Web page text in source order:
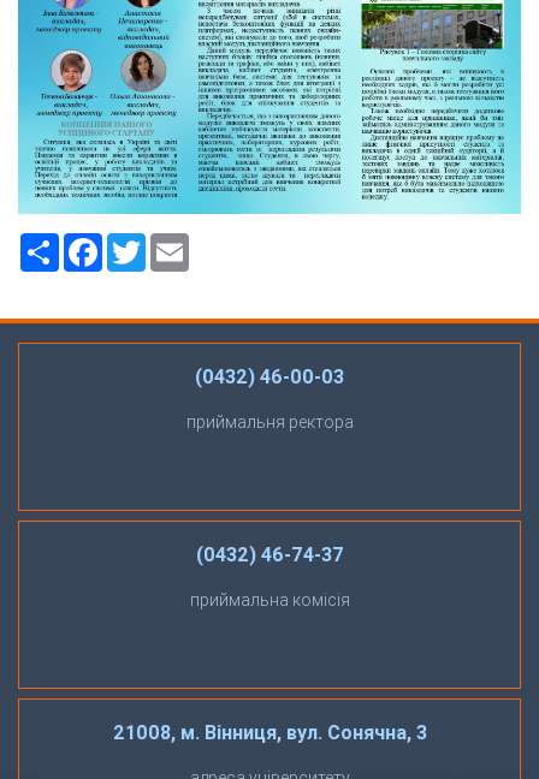
РесурсFacebook
Twitter
(0432) 46-00-03
приймальня ректора
(0432) 46-74-37
приймальна комісія
21008, м. Вінниця, вул. Сонячна, 3